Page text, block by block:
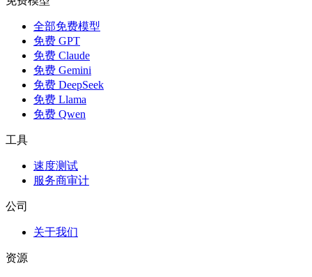
全部免费模型
免费 GPT
免费 Claude
免费 Gemini
免费 DeepSeek
免费 Llama
免费 Qwen
工具
速度测试
服务商审计
公司
关于我们
资源